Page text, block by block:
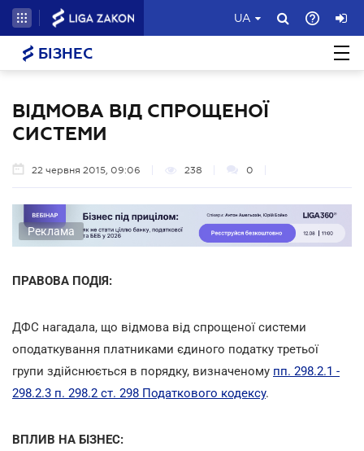
UA
БІЗНЕС
ВІДМОВА ВІД СПРОЩЕНОЇ
СИСТЕМИ
22 червня 2015, 09:06 238 0
Реклама
ПРАВОВА ПОДІЯ:
ДФС нагадала, що відмова від спрощеної системи
оподаткування платниками єдиного податку третьої
групи здійснюється в порядку, визначеному пп. 298.2.1 -
298.2.3 п. 298.2 ст. 298 Податкового кодексу.
ВПЛИВ НА БІЗНЕС: